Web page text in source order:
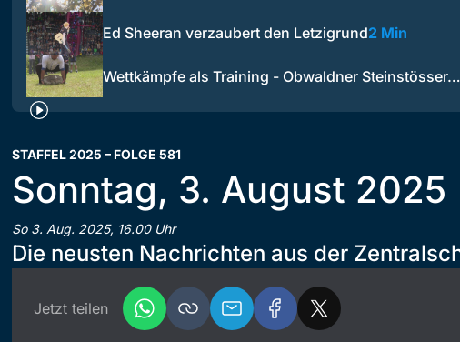
Ed Sheeran verzaubert den Letzigrund2 Min
Wettkämpfe als Training - Obwaldner Steinstösser…
STAFFEL 2025 – FOLGE 581
Sonntag, 3. August 2025
So 3. Aug. 2025, 16.00 Uhr
Die neusten Nachrichten aus der
Jetzt teilen